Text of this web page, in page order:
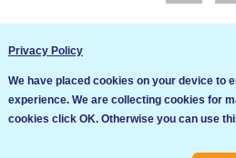
Общи условия
Privacy Policy
We have placed cookies on your device to
experience. We are collecting cookies for
cookies click OK. Otherwise you can use
Ние използваме бисквитки за да
продължите да посещавате този